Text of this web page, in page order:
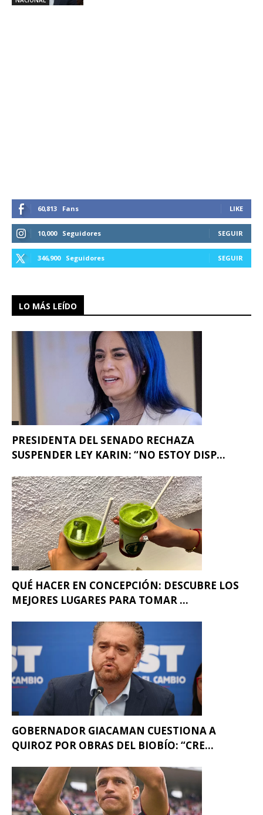
60,813 Fans LIKE
10,000 Seguidores SEGUIR
346,900 Seguidores SEGUIR
LO MÁS LEÍDO
PRESIDENTA DEL SENADO RECHAZA
SUSPENDER LEY KARIN: “NO ESTOY DISP...
QUÉ HACER EN CONCEPCIÓN: DESCUBRE LOS
MEJORES LUGARES PARA TOMAR ...
GOBERNADOR GIACAMAN CUESTIONA A
QUIROZ POR OBRAS DEL BIOBÍO: “CRE...